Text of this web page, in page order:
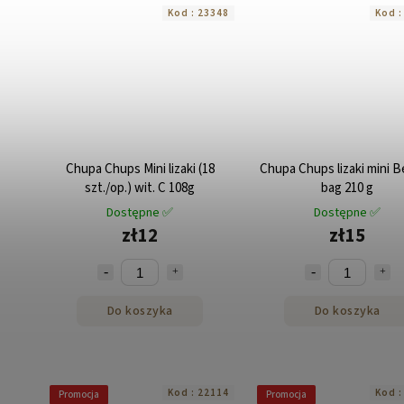
Chupa Chups Mini lizaki (18
szt./op.) wit. C 108g
Dostępne ✅
zł12
Do koszyka
Kod : 23348
Chupa Chups lizaki mini
bag 210 g
Dostępne ✅
zł15
Do koszyka
Kod :
Promocja Kod : 22114 Promocja Kod :